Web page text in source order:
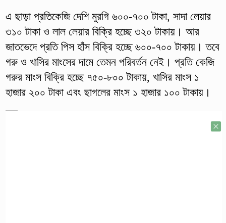
এ ছাড়া প্রতিকেজি দেশি মুরগি ৬০০-৭০০ টাকা, সাদা লেয়ার
৩১০ টাকা ও লাল লেয়ার বিক্রি হচ্ছে ৩২০ টাকায়। আর
জাতভেদে প্রতি পিস হাঁস বিক্রি হচ্ছে ৬০০-৭০০ টাকায়। তবে
গরু ও খাসির মাংসের দামে তেমন পরিবর্তন নেই। প্রতি কেজি
গরুর মাংস বিক্রি হচ্ছে ৭৫০-৮০০ টাকায়, খাসির মাংস ১
হাজার ২০০ টাকা এবং ছাগলের মাংস ১ হাজার ১০০ টাকায়।